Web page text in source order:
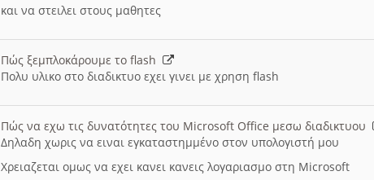
και να στειλει στους μαθητες
Πώς ξεμπλοκάρουμε το flash
Πολυ υλικο στο διαδικτυο εχει γινει με χρηση flash
Πώς να εχω τις δυνατότητες του Microsoft Office μεσω διαδικτυου
Δηλαδη χωρις να ειναι εγκαταστημμένο στον υπολογιστή μου
Χρειαζεται ομως να εχει κανει κανεις λογαριασμο στη Microsoft